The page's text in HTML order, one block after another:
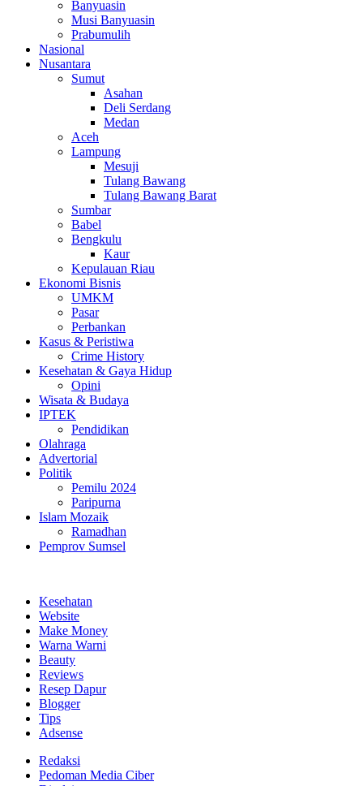
Banyuasin
Musi Banyuasin
Prabumulih
Nasional
Nusantara
Sumut
Asahan
Deli Serdang
Medan
Aceh
Lampung
Mesuji
Tulang Bawang
Tulang Bawang Barat
Sumbar
Babel
Bengkulu
Kaur
Kepulauan Riau
Ekonomi Bisnis
UMKM
Pasar
Perbankan
Kasus & Peristiwa
Crime History
Kesehatan & Gaya Hidup
Opini
Wisata & Budaya
IPTEK
Pendidikan
Olahraga
Advertorial
Politik
Pemilu 2024
Paripurna
Islam Mozaik
Ramadhan
Pemprov Sumsel
Kesehatan
Website
Make Money
Warna Warni
Beauty
Reviews
Resep Dapur
Blogger
Tips
Adsense
Redaksi
Pedoman Media Ciber